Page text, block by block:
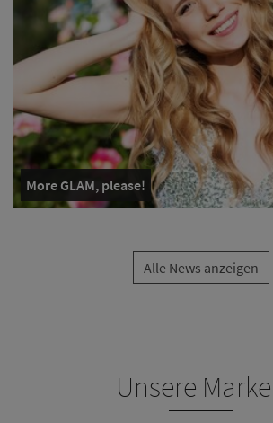
More GLAM, please!
Alle News anzeigen
Unsere